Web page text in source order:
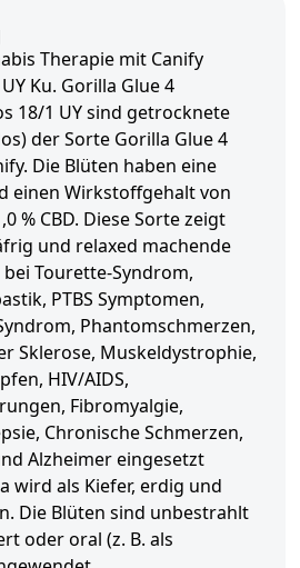
Therapie mit Canify
Ku. Gorilla Glue 4
18/1 UY sind getrocknete
der Sorte Gorilla Glue 4
Die Blüten haben eine
einen Wirkstoffgehalt von
% CBD. Diese Sorte zeigt
und relaxed machende
Tourette-Syndrom,
PTBS Symptomen,
Phantomschmerzen,
Sklerose, Muskeldystrophie,
HIV/AIDS,
Fibromyalgie,
Chronische Schmerzen,
Alzheimer eingesetzt
wird als Kiefer, erdig und
Die Blüten sind unbestrahlt
oder oral (z. B. als